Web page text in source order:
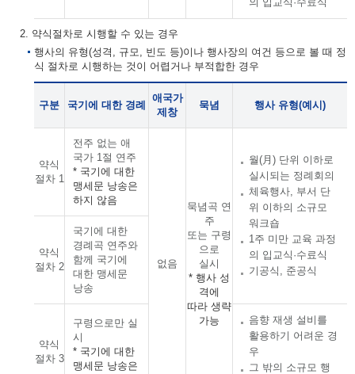
2. 약식절차로 시행할 수 있는 경우
행사의 유형(성격, 규모, 빈도 등)이나 행사장의 여건 등으로 볼 때 정
식 절차로 시행하는 것이 어렵거나 부적합한 경우
구분 국기에 대한 경례
애국가
제창
묵념 행사 유형(예시)
약식
절차 1
전주 없는 애
국가 1절 연주
* 국기에 대한
맹세문 낭송은
하지 않음
없음
묵념곡 연
주
또는 구령
으로
실시
* 행사 성
격에
따라 생략
가능
월(月) 단위 이하로
실시되는 정례회의
체육행사, 부서 단
위 이하의 소규모
워크숍
1주 미만 교육 과정
의 입교식·수료식
기공식, 준공식
약식
절차 2
국기에 대한
경례곡 연주와
함께 국기에
대한 맹세문
낭송
약식
절차 3
구령으로만 실
시
* 국기에 대한
맹세문 낭송은
음향 재생 설비를
활용하기 어려운 경
우
그 밖의 소규모 행